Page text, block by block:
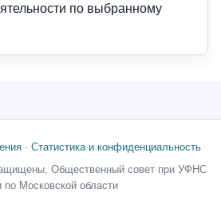
по выбранному
· Статистика и конфиденциальность
Общественный совет при УФНС
по Московской области